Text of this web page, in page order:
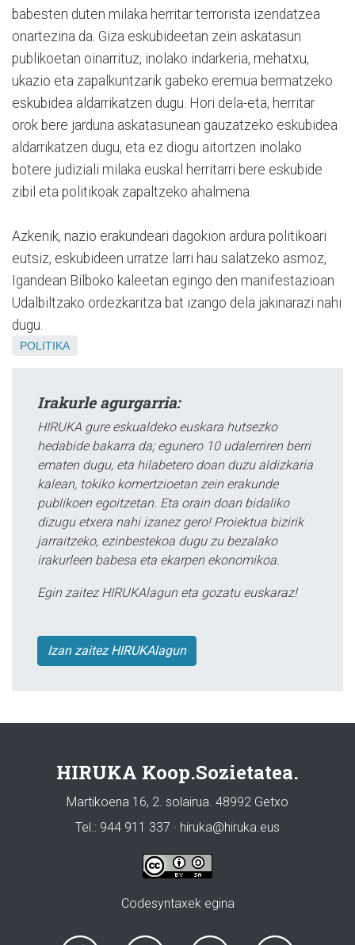
babesten duten milaka herritar terrorista izendatzea
onartezina da. Giza eskubideetan zein askatasun
publikoetan oinarrituz, inolako indarkeria, mehatxu,
ukazio eta zapalkuntzarik gabeko eremua bermatzeko
eskubidea aldarrikatzen dugu. Hori dela-eta, herritar
orok bere jarduna askatasunean gauzatzeko eskubidea
aldarrikatzen dugu, eta ez diogu aitortzen inolako
botere judiziali milaka euskal herritarri bere eskubide
zibil eta politikoak zapaltzeko ahalmena.
Azkenik, nazio erakundeari dagokion ardura politikoari
eutsiz, eskubideen urratze larri hau salatzeko asmoz,
Igandean Bilboko kaleetan egingo den manifestazioan
Udalbiltzako ordezkaritza bat izango dela jakinarazi nahi
dugu.
POLITIKA
Irakurle agurgarria:
HIRUKA gure eskualdeko euskara hutsezko
hedabide bakarra da; egunero 10 udalerriren berri
ematen dugu, eta hilabetero doan duzu aldizkaria
kalean, tokiko komertzioetan zein erakunde
publikoen egoitzetan. Eta orain doan bidaliko
dizugu etxera nahi izanez gero! Proiektua bizirik
jarraitzeko, ezinbestekoa dugu zu bezalako
irakurleen babesa eta ekarpen ekonomikoa.
Egin zaitez HIRUKAlagun eta gozatu euskaraz!
Izan zaitez HIRUKAlagun
HIRUKA Koop.Sozietatea.
Martikoena 16, 2. solairua. 48992 Getxo
Tel.: 944 911 337 · hiruka@hiruka.eus
Codesyntaxek egina